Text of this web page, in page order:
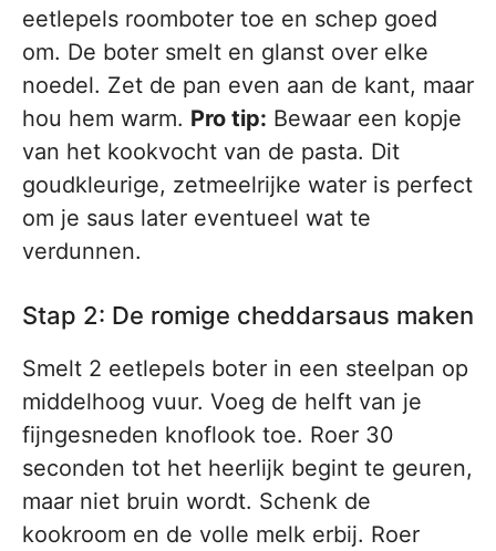
eetlepels roomboter toe en schep goed
om. De boter smelt en glanst over elke
noedel. Zet de pan even aan de kant, maar
hou hem warm. Pro tip: Bewaar een kopje
van het kookvocht van de pasta. Dit
goudkleurige, zetmeelrijke water is perfect
om je saus later eventueel wat te
verdunnen.
Stap 2: De romige cheddarsaus maken
Smelt 2 eetlepels boter in een steelpan op
middelhoog vuur. Voeg de helft van je
fijngesneden knoflook toe. Roer 30
seconden tot het heerlijk begint te geuren,
maar niet bruin wordt. Schenk de
kookroom en de volle melk erbij. Roer